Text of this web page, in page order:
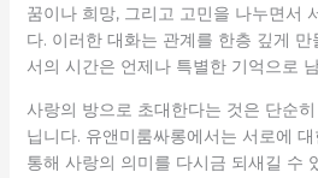
꿈이나 희망, 그리고 고민을 나누면서
다. 이러한 대화는 관계를 한층 깊게
서의 시간은 언제나 특별한 기억으로
사랑의 방으로 초대한다는 것은 단순
닙니다. 유앤미룸싸롱에서는 서로에
통해 사랑의 의미를 다시금 되새길 수